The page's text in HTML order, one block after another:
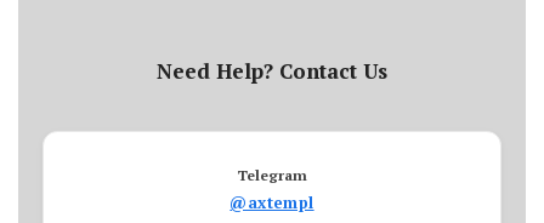
Need Help? Contact Us
Telegram
@axtempl